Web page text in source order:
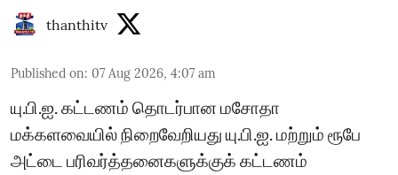
thanthitv
Published on: 07 Aug 2026, 4:07 am
யு.பி.ஐ. கட்டணம் தொடர்பான மசோதா
மக்களவையில் நிறைவேறியது யு.பி.ஐ. மற்றும் ரூபே
அட்டை பரிவர்த்தனைகளுக்குக் கட்டணம்